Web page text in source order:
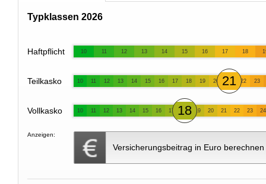
Typklassen 2026
Haftpflicht 10 11 12 13 14 15 16 17 18
Teilkasko 10 11 12 13 14 15 16 17 18 19 20 21 22 23
Vollkasko 10 11 12 13 14 15 16 17 18 19 20 21 22 23 24
Anzeigen:
Versicherungsbeitrag in Euro berechnen